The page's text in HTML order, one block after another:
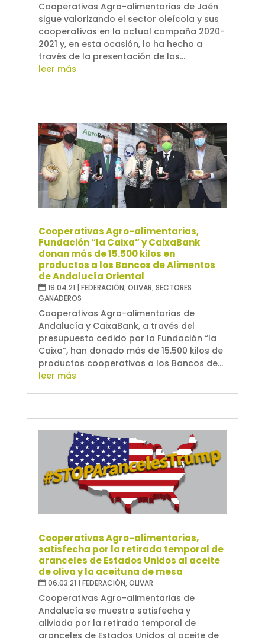
Cooperativas Agro-alimentarias de Jaén
sigue valorizando el sector oleícola y sus
cooperativas en la actual campaña 2020-
2021 y, en esta ocasión, lo ha hecho a
través de la presentación de las...
leer más
Cooperativas Agro-alimentarias,
Fundación “la Caixa” y CaixaBank
donan más de 15.500 kilos en
productos a los Bancos de Alimentos
de Andalucía Oriental
19.04.21 | FEDERACIÓN,OLIVAR,SECTORES
GANADEROS
Cooperativas Agro-alimentarias de
Andalucía y CaixaBank, a través del
presupuesto cedido por la Fundación “la
Caixa”, han donado más de 15.500 kilos de
productos cooperativos a los Bancos de...
leer más
Cooperativas Agro-alimentarias,
satisfecha por la retirada temporal de
aranceles de Estados Unidos al aceite
de oliva y la aceituna de mesa
06.03.21 | FEDERACIÓN,OLIVAR
Cooperativas Agro-alimentarias de
Andalucía se muestra satisfecha y
aliviada por la retirada temporal de
aranceles de Estados Unidos al aceite de